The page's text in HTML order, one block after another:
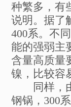
种繁多，有
说明。据了
400系。不
能的强弱主
含量高质量
镍，比较容
同样，由
钢锅，300